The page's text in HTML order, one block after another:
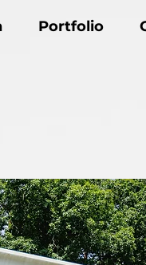
Portfolio